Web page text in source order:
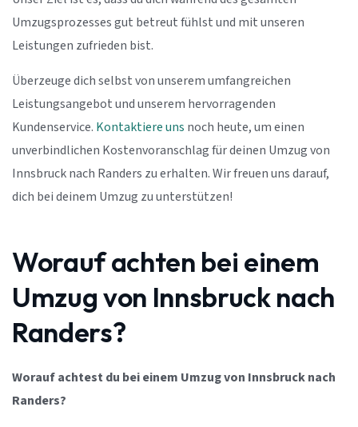
Umzugsprozesses gut betreut fühlst und mit unseren
Leistungen zufrieden bist.
Überzeuge dich selbst von unserem umfangreichen
Leistungsangebot und unserem hervorragenden
Kundenservice. Kontaktiere uns noch heute, um einen
unverbindlichen Kostenvoranschlag für deinen Umzug von
Innsbruck nach Randers zu erhalten. Wir freuen uns darauf,
dich bei deinem Umzug zu unterstützen!
Worauf achten bei einem
Umzug von Innsbruck nach
Randers?
Worauf achtest du bei einem Umzug von Innsbruck nach
Randers?